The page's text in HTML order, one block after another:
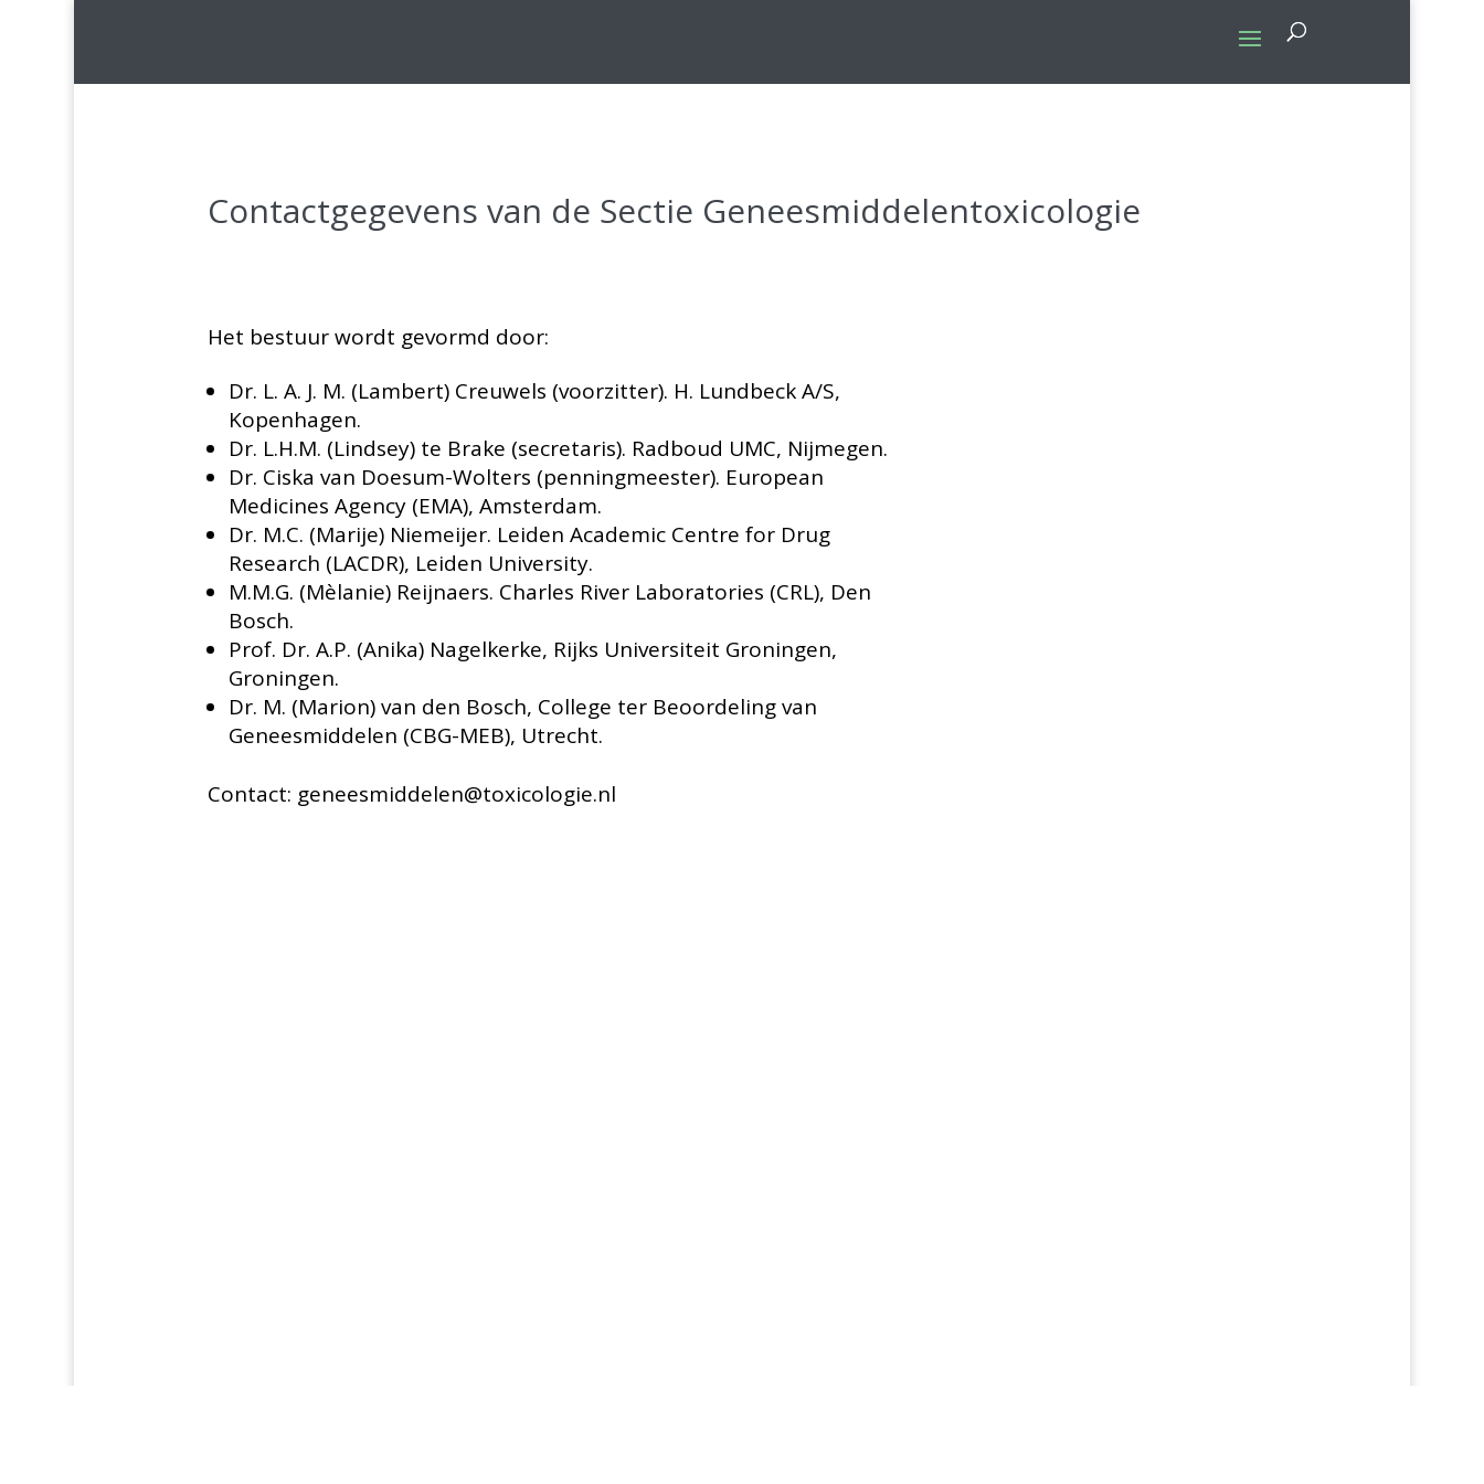
Contactgegevens van de Sectie Geneesmiddelentoxicologie
Het bestuur wordt gevormd door:
Dr. L. A. J. M. (Lambert) Creuwels (voorzitter). H. Lundbeck A/S,
Kopenhagen.
Dr. L.H.M. (Lindsey) te Brake (secretaris). Radboud UMC, Nijmegen.
Dr. Ciska van Doesum-Wolters (penningmeester). European
Medicines Agency (EMA), Amsterdam.
Dr. M.C. (Marije) Niemeijer. Leiden Academic Centre for Drug
Research (LACDR), Leiden University.
M.M.G. (Mèlanie) Reijnaers. Charles River Laboratories (CRL), Den
Bosch.
Prof. Dr. A.P. (Anika) Nagelkerke, Rijks Universiteit Groningen,
Groningen.
Dr. M. (Marion) van den Bosch, College ter Beoordeling van
Geneesmiddelen (CBG-MEB), Utrecht.
Contact: geneesmiddelen@toxicologie.nl